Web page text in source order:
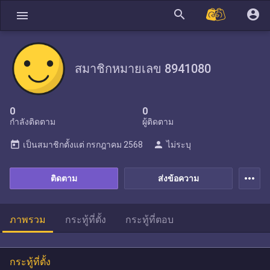
menu search account_circle
สมาชิกหมายเลข 8941080
0
กำลังติดตาม
0
ผู้ติดตาม
ส่งข้อความ
ติดตาม
today เป็นสมาชิกตั้งแต่ กรกฎาคม 2568 person ไม่ระบุ
more_horiz
ภาพรวม กระทู้ที่ตั้ง กระทู้ที่ตอบ
กระทู้ที่ตั้ง